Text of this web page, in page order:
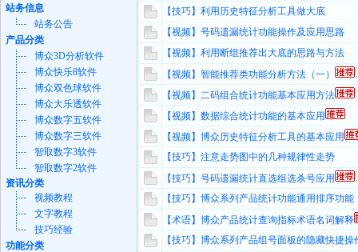
站务信息
站务公告
产品分类
博众3D分析软件
博众快乐8软件
博众双色球软件
博众大乐透软件
博众数字五软件
博众数字三软件
智取数字3软件
智取数字2软件
资讯分类
视频教程
文字教程
技巧经验
功能分类
【技巧】利用历史特征分析工具做大底
【视频】号码遗漏统计功能操作及应用思路
【视频】利用断组推荐出大底的思路与方法
【视频】智能推荐类功能分析方法（一）
【视频】二码组合统计功能基本应用方法
【视频】数据综合统计功能的基本应用
【视频】博众历史特征分析工具的基本应用
【技巧】注意走势图中的几种规律性走势
【技巧】号码遗漏统计直选组选杀号应用
【技巧】博众系列产品统计功能通用排序功能
【术语】博众产品统计查询指标术语名词解释
【技巧】博众系列产品组号面板的隐藏快捷操